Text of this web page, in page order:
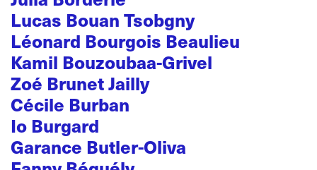
Lucas Bouan Tsobgny
Léonard Bourgois Beaulieu
Kamil Bouzoubaa-Grivel
Zoé Brunet Jailly
Cécile Burban
Io Burgard
Garance Butler-Oliva